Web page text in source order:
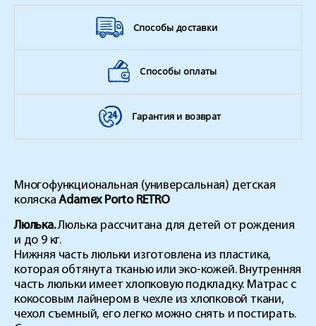
Способы доставки
Способы оплаты
Гарантия и возврат
Многофункциональная (универсальная) детская
коляскаAdamex Porto RETRO
Люлька.Люлька рассчитана для детей от рождения
и до 9 кг.
Нижняя часть люльки изготовлена из пластика,
которая обтянута тканью или эко-кожей. Внутренняя
часть люльки имеет хлопковую подкладку. Матрас с
кокосовым лайнером в чехле из хлопковой ткани,
чехол съемный, его легко можно снять и постирать.